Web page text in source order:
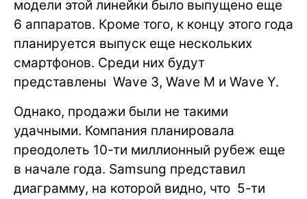
модели этой линейки было выпущено еще
6 аппаратов. Кроме того, к концу этого года
планируется выпуск еще нескольких
смартфонов. Среди них будут
представлены Wave 3, Wave M и Wave Y.
Однако, продажи были не такими
удачными. Компания планировала
преодолеть 10-ти миллионный рубеж еще
в начале года. Samsung представил
диаграмму, на которой видно, что 5-ти